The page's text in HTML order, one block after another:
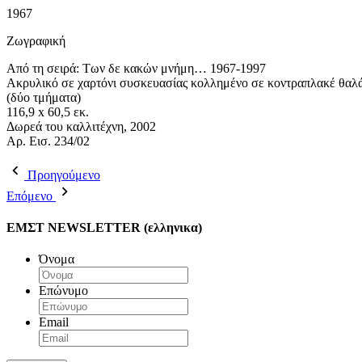
1967
Ζωγραφική
Aπό τη σειρά: Των δε κακών μνήμη… 1967-1997
Ακρυλικό σε χαρτόνι συσκευασίας κολλημένο σε κοντραπλακέ
(δύο τμήματα)
116,9 x 60,5 εκ.
Δωρεά του καλλιτέχνη, 2002
Aρ. Εισ. 234/02
Προηγούμενο
Επόμενο
ΕΜΣΤ NEWSLETTER (ελληνικα)
Όνομα
Επώνυμο
Email